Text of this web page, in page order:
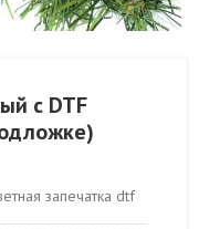
с DTF
запечатка dtf